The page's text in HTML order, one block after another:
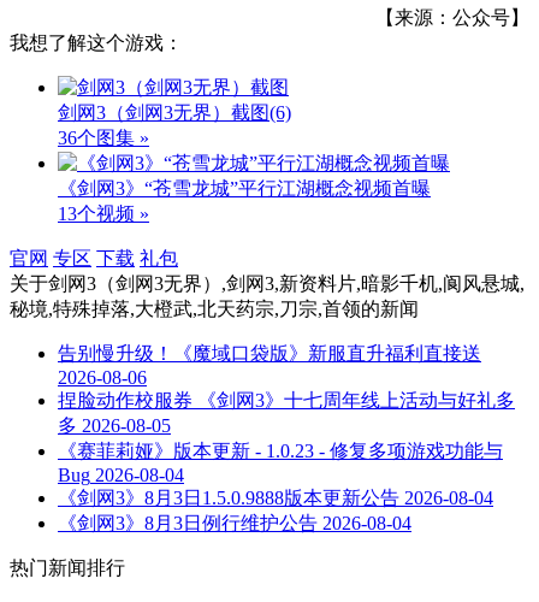
【来源：公众号】
我想了解这个游戏：
剑网3（剑网3无界）截图(6)
36个图集 »
《剑网3》“苍雪龙城”平行江湖概念视频首曝
13个视频 »
官网 专区 下载 礼包
关于剑网3（剑网3无界）,剑网3,新资料片,暗影千机,阆风悬城,
秘境,特殊掉落,大橙武,北天药宗,刀宗,首领的新闻
告别慢升级！《魔域口袋版》新服直升福利直接送
2026-08-06
捏脸动作校服券 《剑网3》十七周年线上活动与好礼多
多 2026-08-05
《赛菲莉娅》版本更新 - 1.0.23 - 修复多项游戏功能与
Bug 2026-08-04
《剑网3》8月3日1.5.0.9888版本更新公告 2026-08-04
《剑网3》8月3日例行维护公告 2026-08-04
热门新闻排行